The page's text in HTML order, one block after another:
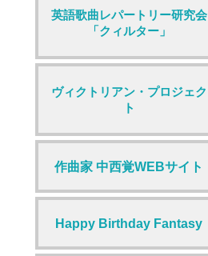
英語歌曲レパートリー研究会
「クィルター」
ヴィクトリアン・プロジェク
ト
作曲家 中西覚WEBサイト
Happy Birthday Fantasy